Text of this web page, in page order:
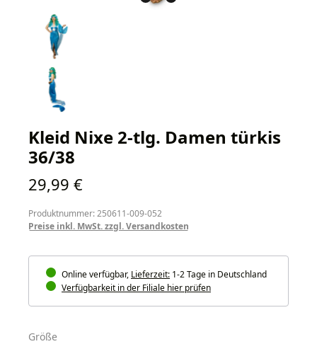
Kleid Nixe 2-tlg. Damen türkis
36/38
Regulärer Preis:
29,99 €
Produktnummer: 250611-009-052
Preise inkl. MwSt. zzgl. Versandkosten
Online verfügbar, Lieferzeit: 1-2 Tage in Deutschland
Verfügbarkeit in der Filiale hier prüfen
Größe